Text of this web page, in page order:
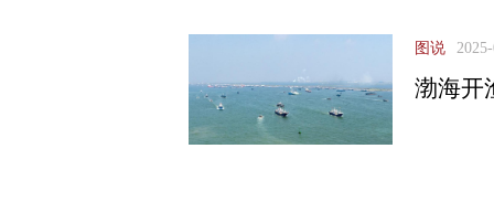
图说
渤海开